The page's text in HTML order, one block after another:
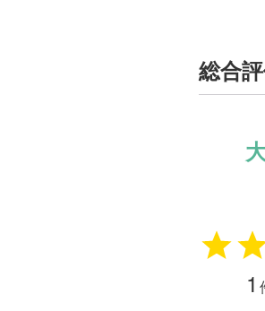
総合
1